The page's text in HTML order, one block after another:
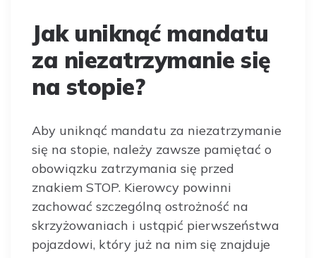
Jak uniknąć mandatu
za niezatrzymanie się
na stopie?
Aby uniknąć mandatu za niezatrzymanie
się na stopie, należy zawsze pamiętać o
obowiązku zatrzymania się przed
znakiem STOP. Kierowcy powinni
zachować szczególną ostrożność na
skrzyżowaniach i ustąpić pierwszeństwa
pojazdowi, który już na nim się znajduje